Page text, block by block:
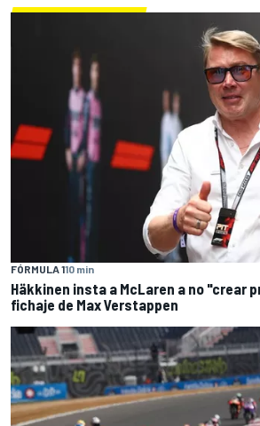
FÓRMULA 110 min
Häkkinen insta a McLaren a no "crear
fichaje de Max Verstappen